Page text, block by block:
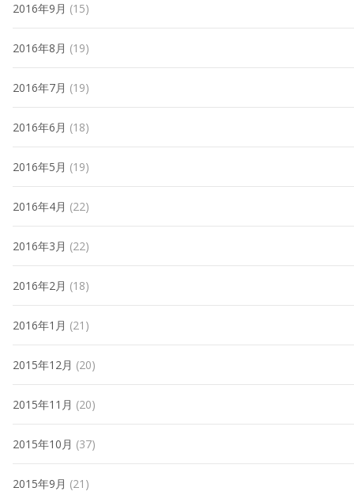
2016年9月 (15)
2016年8月 (19)
2016年7月 (19)
2016年6月 (18)
2016年5月 (19)
2016年4月 (22)
2016年3月 (22)
2016年2月 (18)
2016年1月 (21)
2015年12月 (20)
2015年11月 (20)
2015年10月 (37)
2015年9月 (21)